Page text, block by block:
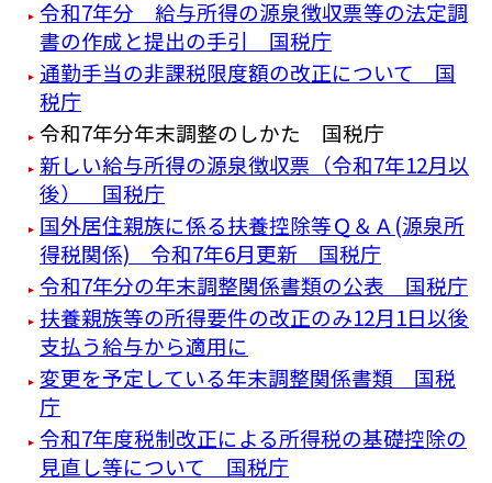
令和7年分 給与所得の源泉徴収票等の法定調
書の作成と提出の手引 国税庁
通勤手当の非課税限度額の改正について 国
税庁
令和7年分年末調整のしかた 国税庁
新しい給与所得の源泉徴収票（令和7年12月以
後） 国税庁
国外居住親族に係る扶養控除等Ｑ＆Ａ(源泉所
得税関係) 令和7年6月更新 国税庁
令和7年分の年末調整関係書類の公表 国税庁
扶養親族等の所得要件の改正のみ12月1日以後
支払う給与から適用に
変更を予定している年末調整関係書類 国税
庁
令和7年度税制改正による所得税の基礎控除の
見直し等について 国税庁